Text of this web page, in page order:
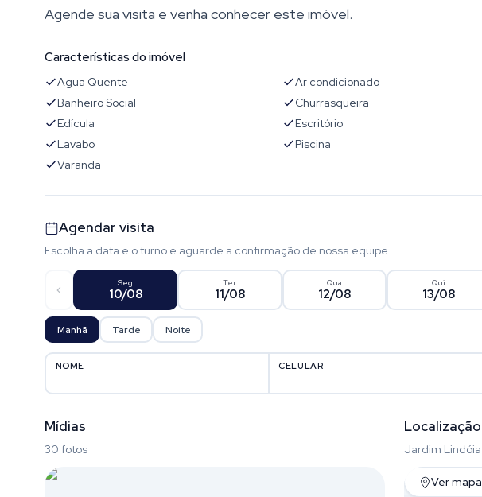
Agende sua visita e venha conhecer este imóvel.
Características do imóvel
Agua Quente Ar condicionado
Banheiro Social
Churrasqueira
Edícula
Escritório
Lavabo
Piscina
Varanda
Agendar visita
Escolha a data e o turno e aguarde a confirmação de nossa equipe.
Seg
10/08
Ter
11/08
Qua
12/08
Qui
13/08
Manhã Tarde Noite
NOME CELULAR
Mídias
30 fotos
Localização
Jardim Lindóia
Ver mapa